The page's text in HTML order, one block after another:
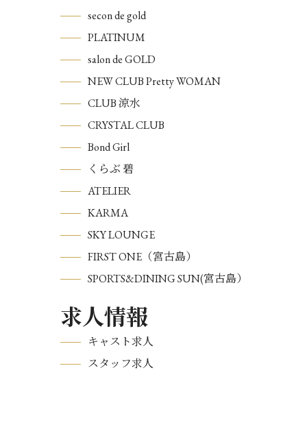
secon de gold
PLATINUM
salon de GOLD
NEW CLUB Pretty WOMAN
CLUB 涼水
CRYSTAL CLUB
Bond Girl
くらぶ 碧
ATELIER
KARMA
SKY LOUNGE
FIRST ONE（宮古島）
SPORTS&DINING SUN(宮古島）
求人情報
キャスト求人
スタッフ求人